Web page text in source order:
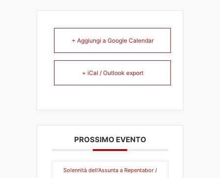
+ Aggiungi a Google Calendar
+ iCal / Outlook export
PROSSIMO EVENTO
Solennità dell’Assunta a Repentabor /